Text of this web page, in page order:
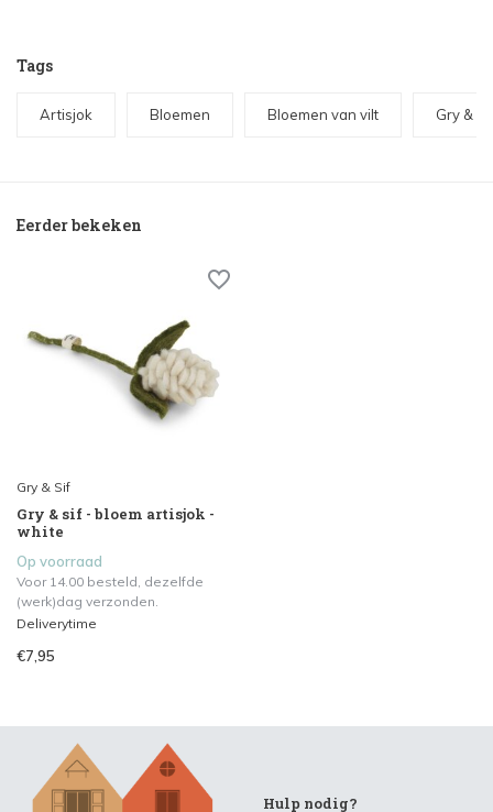
Tags
Artisjok Bloemen Bloemen van vilt Gry & Sif
Eerder bekeken
Gry & Sif
Gry & sif - bloem artisjok -
white
Op voorraad
Voor 14.00 besteld, dezelfde
(werk)dag verzonden.
Deliverytime
€7,95
Hulp nodig?